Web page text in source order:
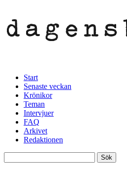
Start
Senaste veckan
Krönikor
Teman
Intervjuer
FAQ
Arkivet
Redaktionen